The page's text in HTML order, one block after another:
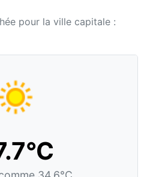
pour la ville capitale :